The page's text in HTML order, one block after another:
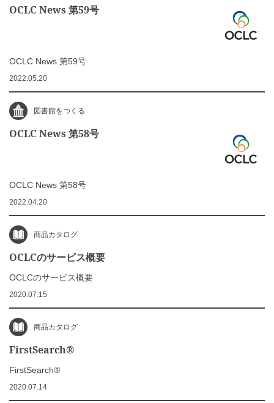
OCLC News 第59号
OCLC News 第59号
2022.05.20
図書館をつくる
OCLC News 第58号
OCLC News 第58号
2022.04.20
商品カタログ
OCLCのサービス概要
OCLCのサービス概要
2020.07.15
商品カタログ
FirstSearch®
FirstSearch®
2020.07.14